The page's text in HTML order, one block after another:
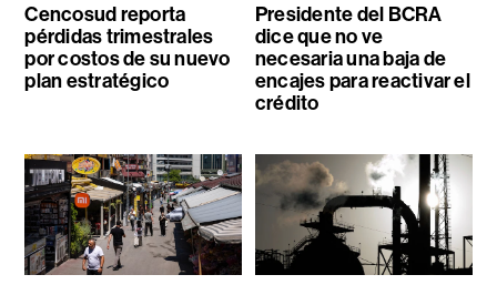
Cencosud reporta
pérdidas trimestrales
por costos de su nuevo
plan estratégico
Presidente del BCRA
dice que no ve
necesaria una baja de
encajes para reactivar el
crédito